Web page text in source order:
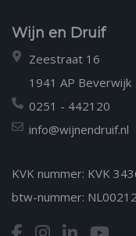
Wijn en Druif
Zeestraat 16
1941 AP Beverwijk
0251 - 442120
info@wijnendruif.nl
KVK nummer: KVK
btw-nummer: